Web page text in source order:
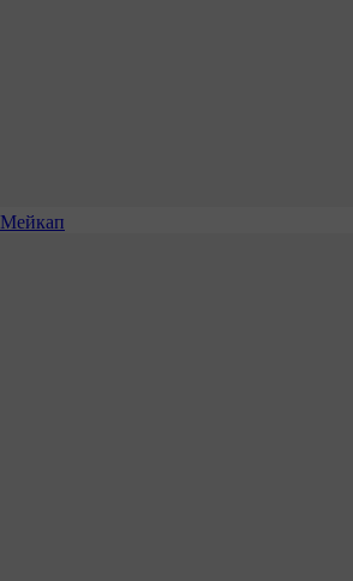
Мейкап